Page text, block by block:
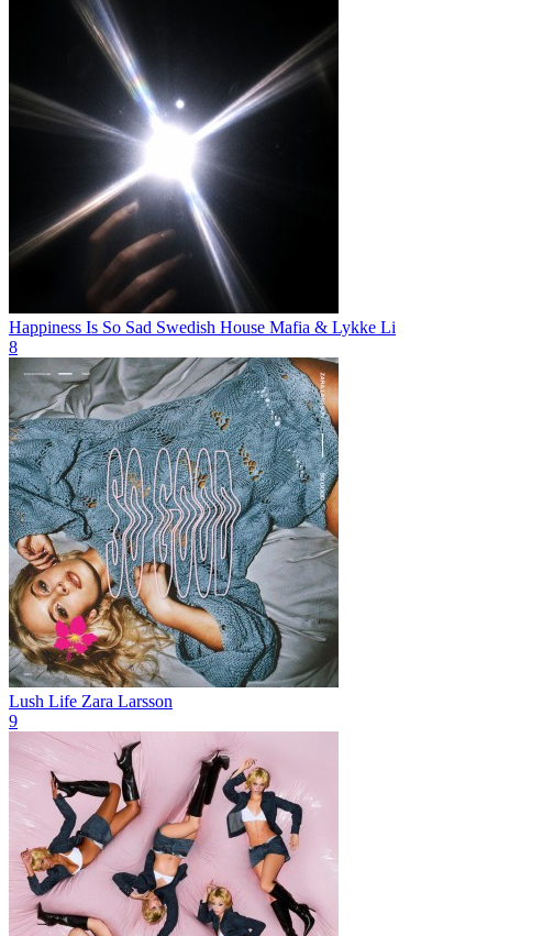
Happiness Is So Sad Swedish House Mafia & Lykke Li
8
Lush Life Zara Larsson
9